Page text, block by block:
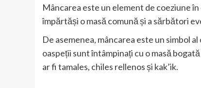
Mâncarea este un element de coeziune
împărtăși o masă comună și a sărbători
De asemenea, mâncarea este un simbol
oaspeții sunt întâmpinați cu o masă
ar fi tamales, chiles rellenos și kak’ik.